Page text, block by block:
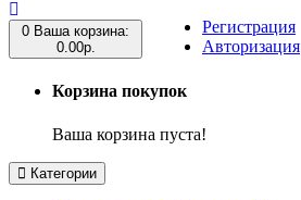
Регистрация
Авторизация
0 Ваша корзина:
0.00р.
Корзина покупок
Ваша корзина пуста!
Категории